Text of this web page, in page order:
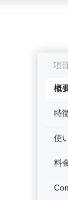
項目
概
特
使
料